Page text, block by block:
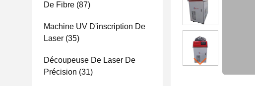
De Fibre (87)
Machine UV D'inscription De
Laser (35)
Découpeuse De Laser De
Précision (31)